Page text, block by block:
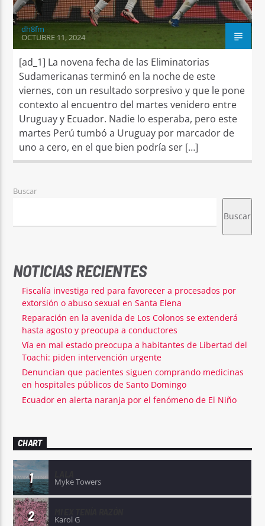
dh8fm
OCTUBRE 11, 2024
[ad_1] La novena fecha de las Eliminatorias
Sudamericanas terminó en la noche de este
viernes, con un resultado sorpresivo y que le pone
contexto al encuentro del martes venidero entre
Uruguay y Ecuador. Nadie lo esperaba, pero este
martes Perú tumbó a Uruguay por marcador de
uno a cero, en el que bien podría ser […]
Buscar
Buscar
NOTICIAS RECIENTES
Fiscalía investiga red para favorecer a procesados por
extorsión o abuso sexual en Santa Elena
Reparación en la avenida de Los Colonos se extenderá
hasta agosto y preocupa a conductores
Vía en mal estado preocupa a habitantes de Libertad del
Toachi: piden intervención urgente
Denuncian que pacientes siguen comprando medicinas
en hospitales públicos de Santo Domingo
Ecuador en alerta naranja por el fenómeno de El Niño
CHART
1 Myke Towers
2 Karol G